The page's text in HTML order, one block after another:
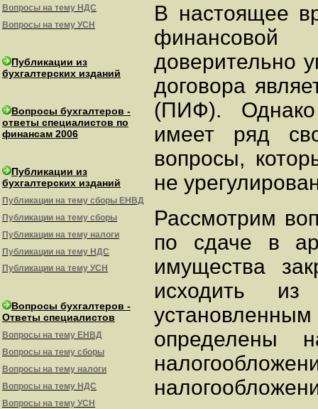
Вопросы на тему НДС
Вопросы на тему УСН
Публикации из
бухгалтерских изданий
Вопросы бухгалтеров -
ответы специалистов по
финансам 2006
Публикации из
бухгалтерских изданий
Публикации на тему сборы ЕНВД
Публикации на тему сборы
Публикации на тему налоги
Публикации на тему НДС
Публикации на тему УСН
Вопросы бухгалтеров -
Ответы специалистов
Вопросы на тему ЕНВД
Вопросы на тему сборы
Вопросы на тему налоги
Вопросы на тему НДС
Вопросы на тему УСН
В настоящее
доверительно
договора
(ПИФ).
имеет ряд
вопросы,
не
Рассмотрим
по сдаче в
имущества
исходить
определены